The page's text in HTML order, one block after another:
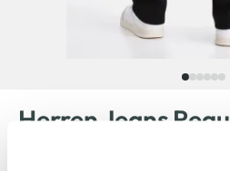
Herren Jeans